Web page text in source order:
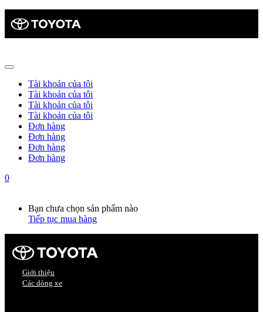
Tài khoản của tôi
Tài khoản của tôi
Tài khoản của tôi
Tài khoản của tôi
Đơn hàng
Đơn hàng
Đơn hàng
Đơn hàng
0
Bạn chưa chọn sản phẩm nào
Tiếp tục mua hàng
Giới thiệu
Các dòng xe